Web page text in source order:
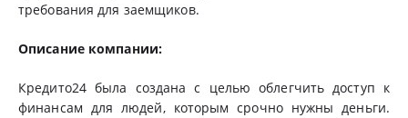
требования для заемщиков.
Описание компании:
Кредито24 была создана с целью облегчить доступ к
финансам для людей, которым срочно нужны деньги.